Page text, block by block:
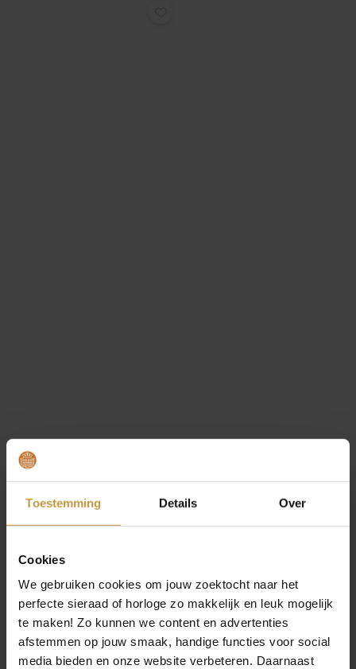
Toestemming Details Over
Cookies
We gebruiken cookies om jouw zoektocht naar het
perfecte sieraad of horloge zo makkelijk en leuk mogelijk
te maken! Zo kunnen we content en advertenties
afstemmen op jouw smaak, handige functies voor social
media bieden en onze website verbeteren. Daarnaast
€199,00
Direct leverbaar, 1 werkdag